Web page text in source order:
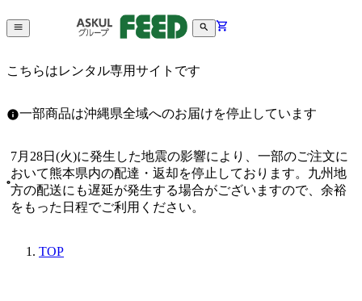
こちらはレンタル専用サイトです
一部商品は沖縄県全域へのお届けを停止しています
7月28日(火)に発生した地震の影響により、一部のご注文に
おいて熊本県内の配達・返却を停止しております。九州地
方の配送にも遅延が発生する場合がございますので、余裕
をもった日程でご利用ください。
TOP